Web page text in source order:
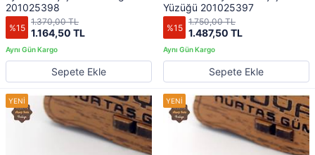
201025398
%15 1.164,50 TL
1.370,00 TL
Sepete Ekle
Yüzüğü 201025397
%15 1.487,50 TL
1.750,00 TL
Sepete Ekle